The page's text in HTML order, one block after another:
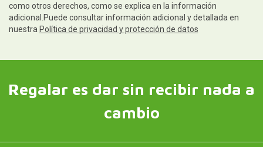
como otros derechos, como se explica en la información
adicional.Puede consultar información adicional y detallada en
nuestra Política de privacidad y protección de datos
Regalar es dar sin recibir nada a
cambio